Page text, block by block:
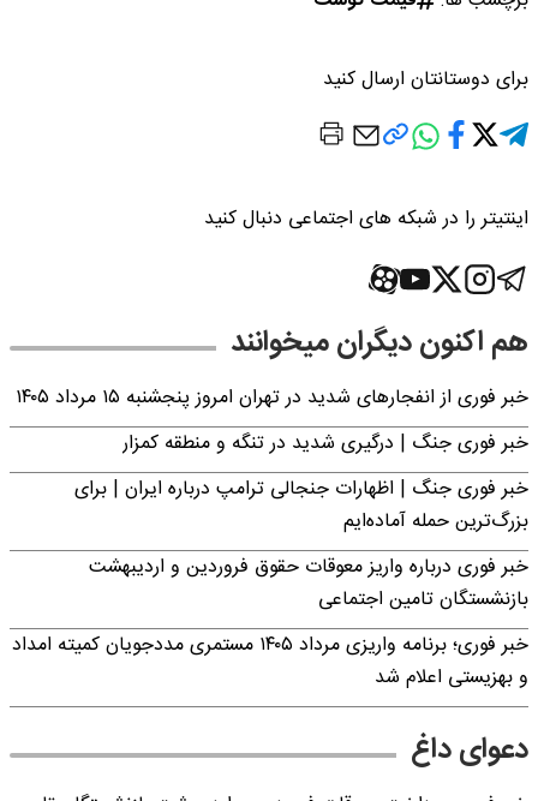
برای دوستانتان ارسال کنید
اینتیتر را در شبکه های اجتماعی دنبال کنید
هم اکنون دیگران میخوانند
خبر فوری از انفجارهای شدید در تهران امروز پنجشنبه ۱۵ مرداد ۱۴۰۵
خبر فوری جنگ | درگیری شدید در تنگه و منطقه کمزار
خبر فوری جنگ | اظهارات جنجالی ترامپ درباره ایران | برای
بزرگ‌ترین حمله آماده‌ایم
خبر فوری درباره واریز معوقات حقوق فروردین و اردیبهشت
بازنشستگان تامین اجتماعی
خبر فوری؛ برنامه واریزی مرداد ۱۴۰۵ مستمری مددجویان کمیته امداد
و بهزیستی اعلام شد
دعوای داغ